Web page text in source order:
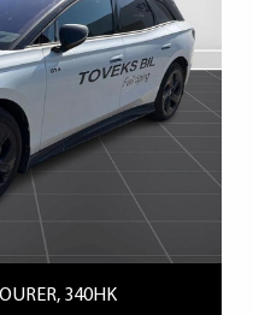
340HK